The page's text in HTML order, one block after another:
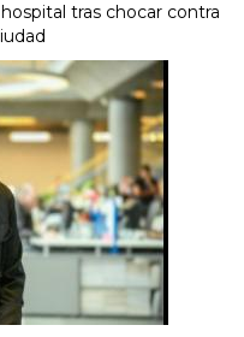
tras chocar contra